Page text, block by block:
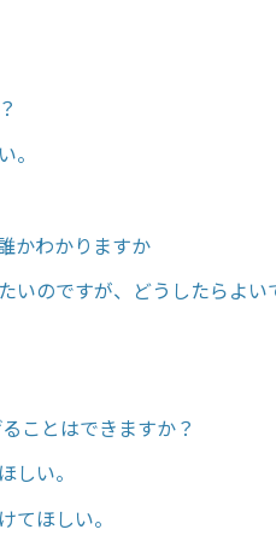
。
かわかりますか
いのですが、どうしたらよい
ことはできますか？
しい。
てほしい。